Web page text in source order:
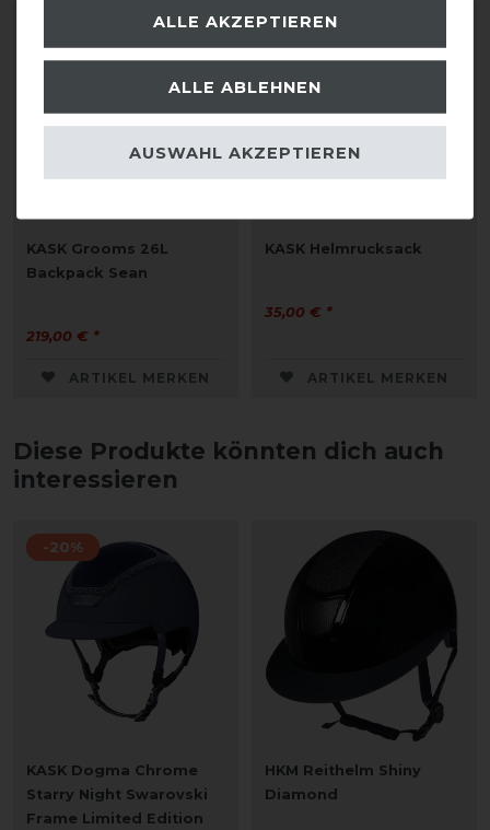
KASK Grooms 26L
Backpack Sean
219,00 € *
ARTIKEL MERKEN
KASK Helmrucksack
35,00 € *
ARTIKEL MERKEN
Diese Produkte könnten dich auch
interessieren
-20%
KASK Dogma Chrome
Starry Night Swarovski
Frame Limited Edition
HKM Reithelm Shiny
Diamond
ALLE AKZEPTIEREN
ALLE ABLEHNEN
AUSWAHL AKZEPTIEREN